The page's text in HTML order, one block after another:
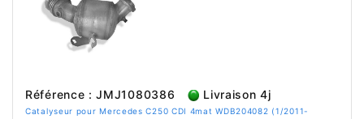
Référence : JMJ1080386 Livraison 4j
Catalyseur pour Mercedes C250 CDI 4mat WDB204082 (1/2011-